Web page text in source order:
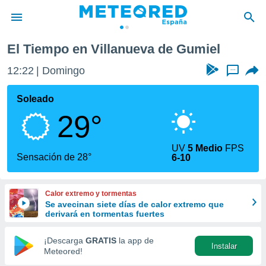
de
por
que se
calidad.
a este
las
y
forma
digital
basada
El Tiempo en Villanueva de Gumiel
12:22 Domingo ...
Soleado
29°
Sensación de 28°
UV5 Medio FPS
6-10
Calor extremo y tormentas
Se avecinan siete días de calor extremo que
derivará en tormentas fuertes
¡Descarga GRATIS la app de
Meteored!
Instalar